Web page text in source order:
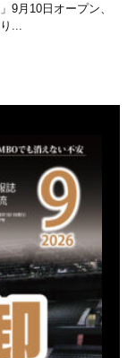
9月10日オープン、
...